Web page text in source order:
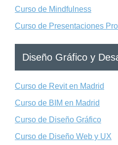
Curso de Mindfulness
Curso de Presentaciones
Diseño Gráfico y
Curso de Revit en Madrid
Curso de BIM en Madrid
Curso de Diseño Gráfico
Curso de Diseño Web y UX